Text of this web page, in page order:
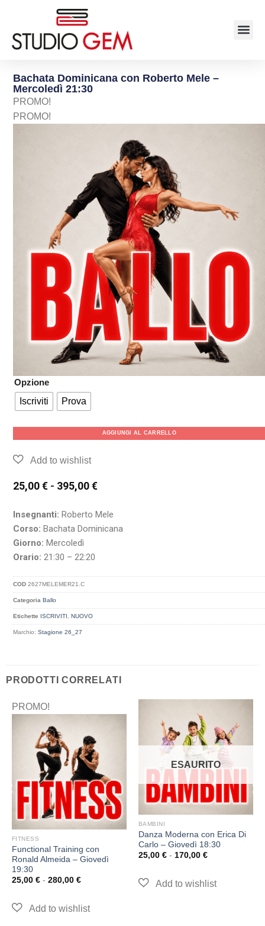
Bachata Dominicana con Roberto Mele –
Mercoledì 21:30
PROMO!
PROMO!
Opzione
Iscriviti
Prova
AGGIUNGI AL CARRELLO
25,00€ - 395,00€
Insegnanti: Roberto Mele
Corso: Bachata Dominicana
Giorno: Mercoledì
Orario: 21:30 – 22:20
COD2627MELEMER21.C
Categoria Ballo
Etichette ISCRIVITI ,NUOVO
Marchio:Stagione 26_27
PRODOTTI CORRELATI
PROMO!
FITNESS
Functional Training con
Ronald Almeida – Giovedì
19:30
25,00 € - 280,00 €
ESAURITO
BAMBINI
Danza Moderna con Erica Di
Carlo – Giovedì 18:30
25,00 € - 170,00 €